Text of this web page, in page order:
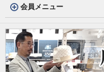
会員メニュー